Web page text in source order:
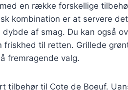
en række forskellige
kombination er at servere
af smag. Du kan også
friskhed til retten. Grillede
fremragende valg.
tilbehør til Cote de Boeuf.